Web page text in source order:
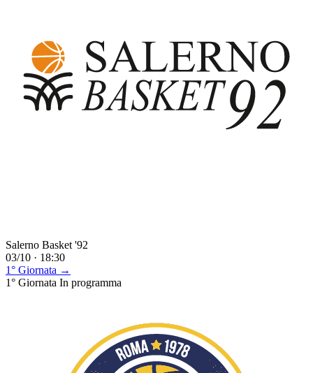
Salerno Basket '92
03/10 · 18:30
1° Giornata →
1° Giornata In programma